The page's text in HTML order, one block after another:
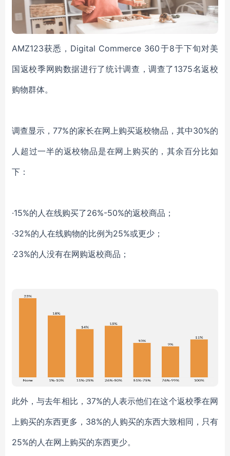
AMZ123获悉，Digital Commerce 360于8于下旬对美
国返校季网购数据进行了统计调查，调查了1375名返校
购物群体。
调查显示，77%的家长在网上购买返校物品，其中30%的
人超过一半的返校物品是在网上购买的，其余百分比如
下：
·15%的人在线购买了26%-50%的返校商品；
·32%的人在线购物的比例为25%或更少；
·23%的人没有在网购返校商品；
此外，与去年相比，37%的人表示他们在这个返校季在网
上购买的东西更多，38%的人购买的东西大致相同，只有
25%的人在网上购买的东西更少。